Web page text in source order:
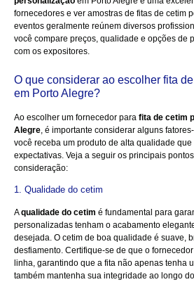
fornecedores e ver amostras de fitas de cetim
eventos geralmente reúnem diversos
você compare preços, qualidade e opções de
com os expositores.
O que considerar ao escolher fita
em Porto Alegre?
Ao escolher um fornecedor para fita de cetim
Alegre, é importante considerar alguns
você receba um produto de alta qualidade
expectativas. Veja a seguir os principais
consideração:
1. Qualidade do cetim
Aqualidade do cetim é fundamental para
personalizadas tenham o acabamento
desejada. O cetim de boa qualidade é suave,
desfiamento. Certifique-se de que o
linha, garantindo que a fita não apenas tenha
também mantenha sua integridade ao longo